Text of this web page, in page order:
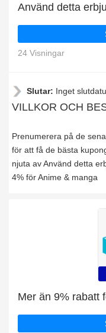
24 Visningar
Slutar: Inget
VILLKOR OCH
Prenumerera på de
för att få de bästa
njuta av Använd detta
4% för Anime & manga
Mer än 9% rabatt